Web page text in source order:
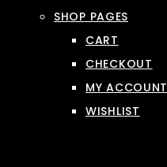
SHOP PAGES
CART
CHECKOUT
MY ACCOUNT
WISHLIST